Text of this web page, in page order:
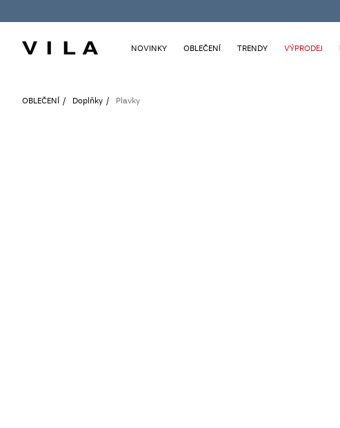
NOVINKY OBLEČENÍ TRENDY VÝPRODEJ
OBLEČENÍ Doplňky Plavky